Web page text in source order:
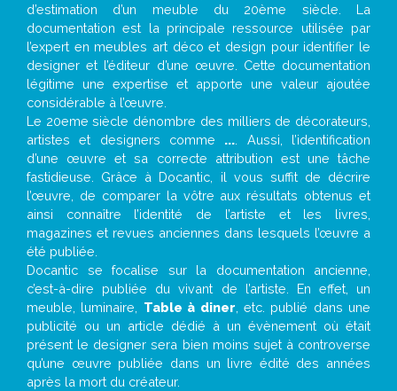
d’estimation d’un meuble du 20ème siècle. La
documentation est la principale ressource utilisée par
l’expert en meubles art déco et design pour identifier le
designer et l’éditeur d’une œuvre. Cette documentation
légitime une expertise et apporte une valeur ajoutée
considérable à l’œuvre.
Le 20eme siècle dénombre des milliers de décorateurs,
artistes et designers comme ... . Aussi, l’identification
d’une œuvre et sa correcte attribution est une tâche
fastidieuse. Grâce à Docantic, il vous suffit de décrire
l’œuvre, de comparer la vôtre aux résultats obtenus et
ainsi connaître l’identité de l’artiste et les livres,
magazines et revues anciennes dans lesquels l’œuvre a
été publiée.
Docantic se focalise sur la documentation ancienne,
c’est-à-dire publiée du vivant de l’artiste. En effet, un
meuble, luminaire, Table à diner , etc. publié dans une
publicité ou un article dédié à un évènement où était
présent le designer sera bien moins sujet à controverse
qu’une œuvre publiée dans un livre édité des années
après la mort du créateur.